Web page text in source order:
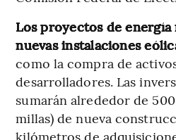
Los proyectos de
nuevas instalaciones
como la compra de
desarrolladores. Las
sumarán alrededor de
millas) de nueva
kilómetros de